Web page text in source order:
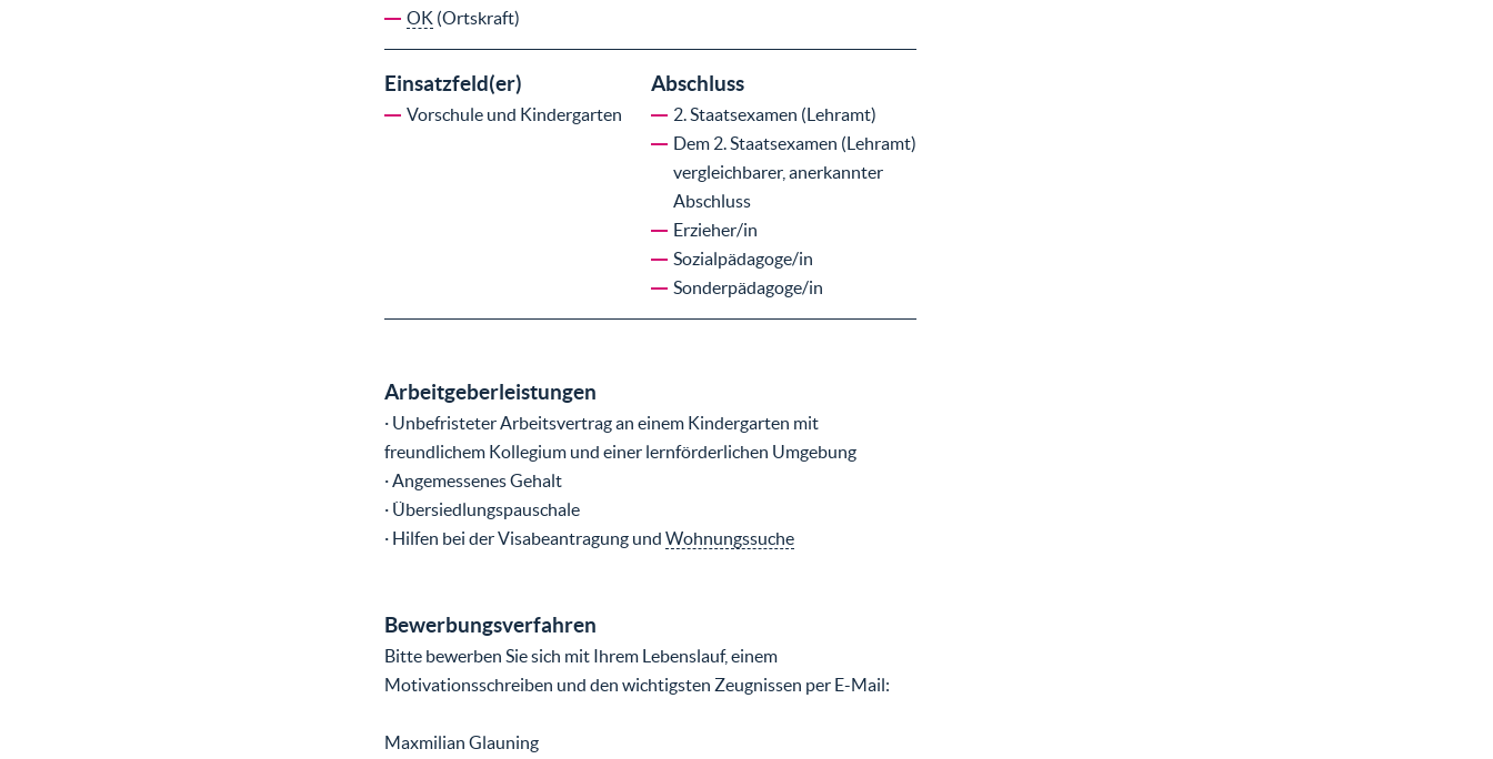
OK (Ortskraft)
Einsatzfeld(er)
Vorschule und Kindergarten
Abschluss
2. Staatsexamen (Lehramt)
Dem 2. Staatsexamen (Lehramt)
vergleichbarer, anerkannter
Abschluss
Erzieher/in
Sozialpädagoge/in
Sonderpädagoge/in
Arbeitgeberleistungen
· Unbefristeter Arbeitsvertrag an einem Kindergarten mit
freundlichem Kollegium und einer lernförderlichen Umgebung
· Angemessenes Gehalt
· Übersiedlungspauschale
· Hilfen bei der Visabeantragung und Wohnungssuche
Bewerbungsverfahren
Bitte bewerben Sie sich mit Ihrem Lebenslauf, einem
Motivationsschreiben und den wichtigsten Zeugnissen per E-Mail:
Maxmilian Glauning